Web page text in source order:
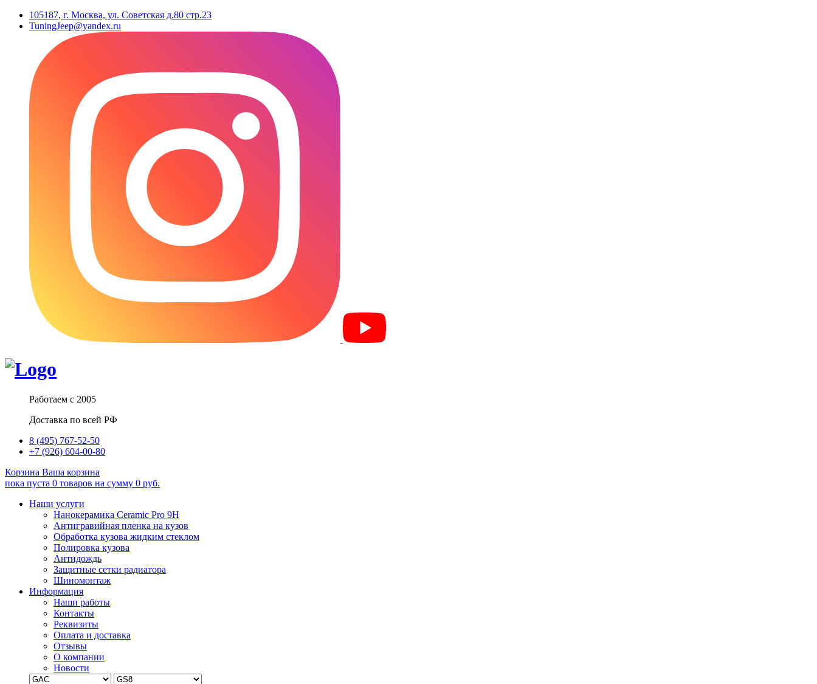
105187, г. Москва, ул. Советская д.80 стр.23
TuningJeep@yandex.ru
Работаем с 2005
Доставка по всей РФ
8 (495) 767-52-50
+7 (926) 604-00-80
Корзина Ваша корзина
пока пуста 0 товаров на сумму 0 руб.
Наши услуги
Нанокерамика Ceramic Pro 9H
Антигравийная пленка на кузов
Обработка кузова жидким стеклом
Полировка кузова
Антидождь
Защитные сетки радиатора
Шиномонтаж
Информация
Наши работы
Контакты
Реквизиты
Оплата и доставка
Отзывы
О компании
Новости